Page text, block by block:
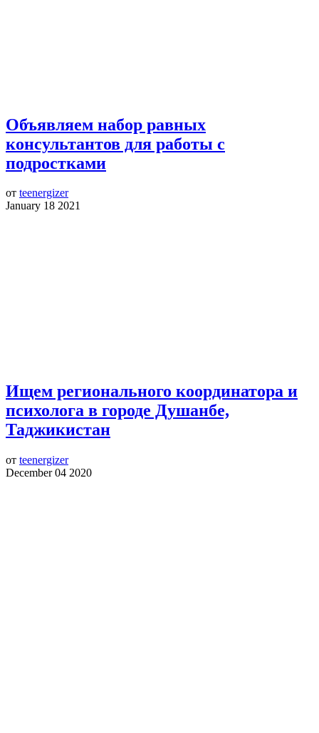
Объявляем набор равных
консультантов для работы с
подростками
от teenergizer
January 18 2021
Ищем регионального координатора и
психолога в городе Душанбе,
Таджикистан
от teenergizer
December 04 2020